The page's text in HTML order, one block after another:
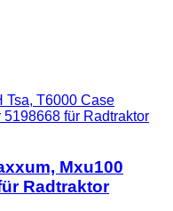
Tsa, T6000 Case
für Radtraktor
Mxu100
Radtraktor